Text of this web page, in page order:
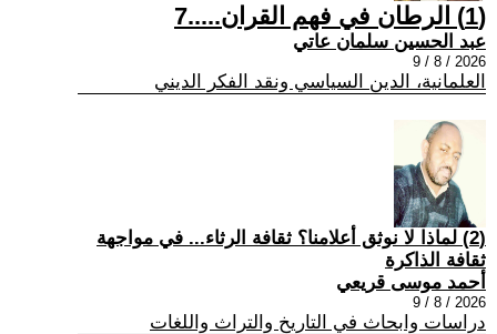
(1) الرطان في فهم القران.....7
عبد الحسين سلمان عاتي
2026 / 8 / 9
العلمانية، الدين السياسي ونقد الفكر الديني
(2) لماذا لا نوثق أعلامنا؟ ثقافة الرثاء... في مواجهة
ثقافة الذاكرة
أحمد موسى قريعي
2026 / 8 / 9
دراسات وابحاث في التاريخ والتراث واللغات